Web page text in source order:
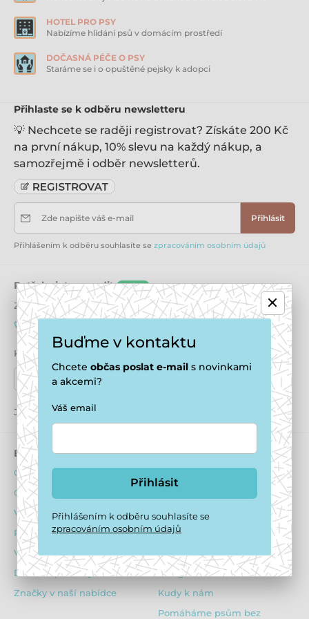
HOTEL PRO PSY
Nabízíme hlídání psů v domácím prostředí
DOČASNÁ PÉČE O PSY
Staráme se i o opuštěné pejsky k adopci
Přihlaste se k odběru newsletteru
💡 Nechcete se raději registrovat? Získáte 200 Kč
na první nákup, 10% slevu na každý nákup, a
samozřejmě i odběr newsletterů.
Zde napište váš e-mail Přihlásit
Přihlášením k odběru souhlasíte se zpracováním osobním údajů
Potřebujete poradit online
Zákaznický servis je k dispozici
+420 771 194 837
info@puppydaycare.cz
Kde nás najdete
Naše prodejny
Jsme také na: Instagram
E-shop
Obchodní podmínky
Ochrana osobních údajů
Výhody pro registrované
Reklamační řád
Vrácení zboží
Dárkové poukazy
Značky v naší nabídce
Psí hotel
Dotazník před ubytováním
Obsazenost hotelu
Ceník
Fotogalerie z hotelu
Kudy k nám
Pomáháme psům bez
Buďme v kontaktu
Chcete občas poslat e-mail s novinkami
a akcemi?
Váš email
Přihlásit
Přihlášením k odběru souhlasíte se
zpracováním osobním údajů